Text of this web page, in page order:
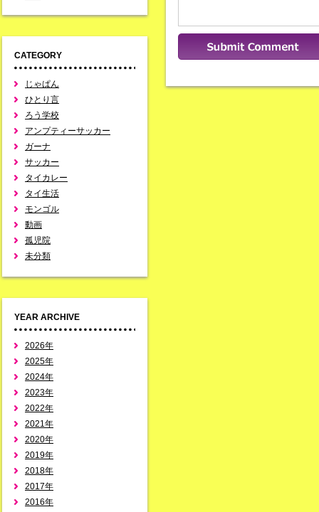
CATEGORY
じゃぱん
ひとり言
ろう学校
アンプティーサッカー
ガーナ
サッカー
タイカレー
タイ生活
モンゴル
動画
孤児院
未分類
YEAR ARCHIVE
2026年
2025年
2024年
2023年
2022年
2021年
2020年
2019年
2018年
2017年
2016年